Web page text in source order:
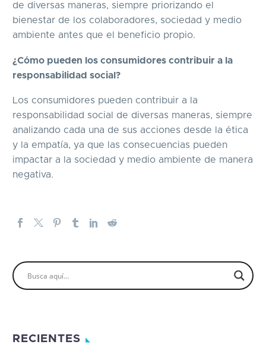
de diversas maneras, siempre priorizando el
bienestar de los colaboradores, sociedad y medio
ambiente antes que el beneficio propio.
¿Cómo pueden los consumidores contribuir a la
responsabilidad social?
Los consumidores pueden contribuir a la
responsabilidad social de diversas maneras, siempre
analizando cada una de sus acciones desde la ética
y la empatía, ya que las consecuencias pueden
impactar a la sociedad y medio ambiente de manera
negativa.
RECIENTES